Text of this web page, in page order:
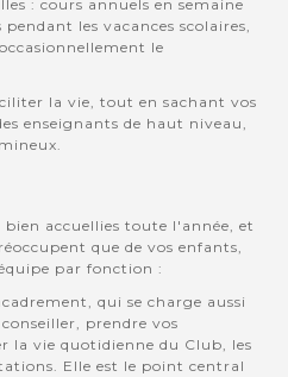
: cours annuels en semaine
les vacances scolaires,
le
la vie, tout en sachant vos
enseignants de haut niveau,
accuellies toute l'année, et
que de vos enfants,
par fonction :
qui se charge aussi
prendre vos
la vie quotidienne du Club, les
Elle est le point central